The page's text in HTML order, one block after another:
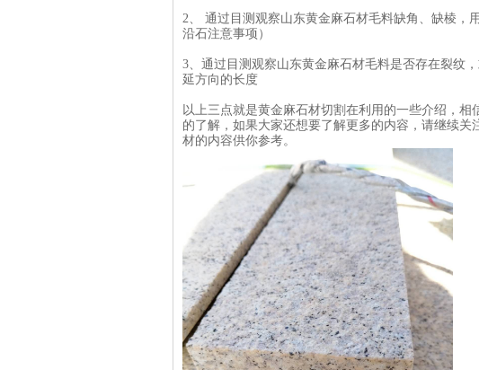
2、 通过目测观察山东黄金麻石材毛料缺角、缺棱，
沿石注意事项）
3、通过目测观察山东黄金麻石材毛料是否存在裂纹
延方向的长度
以上三点就是黄金麻石材切割在利用的一些介绍，
的了解，如果大家还想要了解更多的内容，请继续
材的内容供你参考。